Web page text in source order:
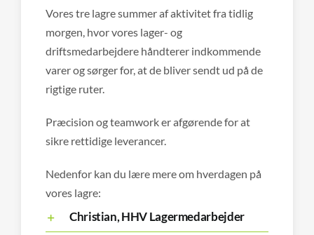
Vores tre lagre summer af aktivitet fra tidlig
morgen, hvor vores lager- og
driftsmedarbejdere håndterer indkommende
varer og sørger for, at de bliver sendt ud på de
rigtige ruter.
Præcision og teamwork er afgørende for at
sikre rettidige leverancer.
Nedenfor kan du lære mere om hverdagen på
vores lagre:
Christian, HHV Lagermedarbejder